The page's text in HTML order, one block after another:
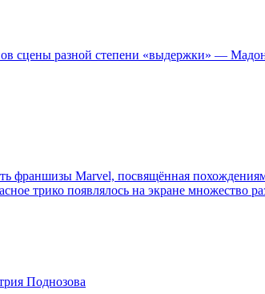
сцены разной степени «выдержки» —
франшизы Marvel, посвящённая
трико появлялось на экране множество
Поднозова